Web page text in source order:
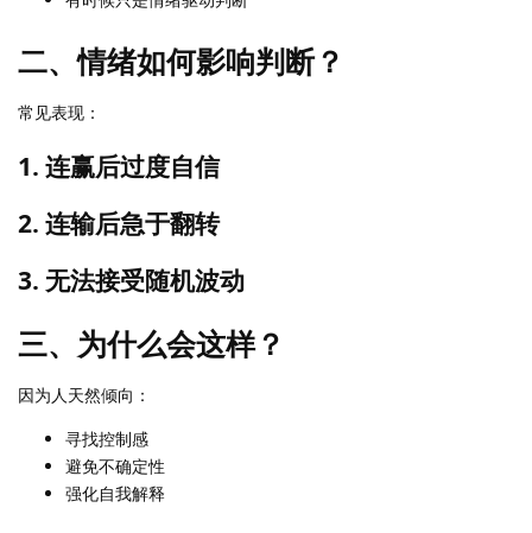
二、情绪如何影响判断？
常见表现：
1. 连赢后过度自信
2. 连输后急于翻转
3. 无法接受随机波动
三、为什么会这样？
因为人天然倾向：
寻找控制感
避免不确定性
强化自我解释